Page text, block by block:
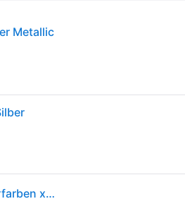
Metallic
XXXLutz SCHWINGTÜR-KIT FÜR GEWÄCHSHAU Silberfarben xxxlutz.at